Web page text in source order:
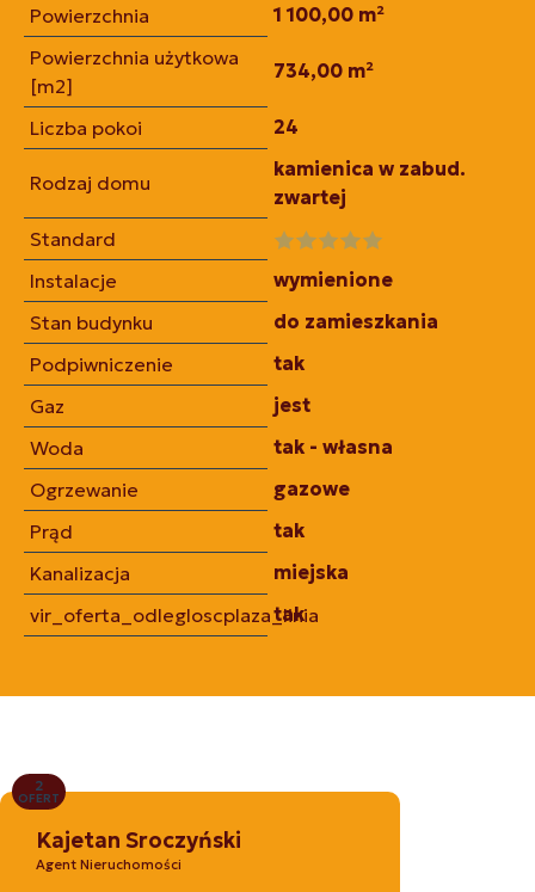
Powierzchnia
1 100,00 m²
Powierzchnia użytkowa
[m2]
734,00 m²
Liczba pokoi 24
Rodzaj domu
kamienica w zabud.
zwartej
Standard
Instalacje
wymienione
Stan budynku
do zamieszkania
Podpiwniczenie
tak
Gaz
jest
Woda
tak - własna
Ogrzewanie
gazowe
Prąd
tak
Kanalizacja
miejska
vir_oferta_odlegloscplaza_linia
tak
Kajetan Sroczyński
Agent Nieruchomości
2
OFERT